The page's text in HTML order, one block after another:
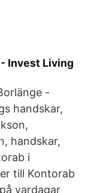
Invest Living
-
handskar,
handskar,
i
till Kontorab
vardagar